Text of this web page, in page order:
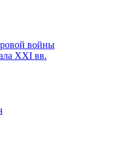
войны
XXI вв.